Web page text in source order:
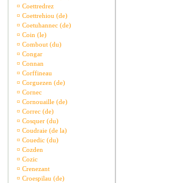
¤ Coettredrez
¤ Coettrehiou (de)
¤ Coetuhannec (de)
¤ Coin (le)
¤ Combout (du)
¤ Congar
¤ Connan
¤ Corffineau
¤ Corguezen (de)
¤ Cornec
¤ Cornouaille (de)
¤ Correc (de)
¤ Cosquer (du)
¤ Coudraie (de la)
¤ Couedic (du)
¤ Cozden
¤ Cozic
¤ Crenezant
¤ Croespilau (de)